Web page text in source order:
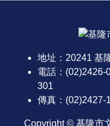
地址：20241 基
電話：(02)2426-
301
傳真：(02)2427-
Copyright © 基隆市